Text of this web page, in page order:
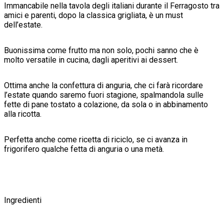
Immancabile nella tavola degli italiani durante il Ferragosto tra
amici e parenti, dopo la classica grigliata, è un must
dell’estate.
Buonissima come frutto ma non solo, pochi sanno che è
molto versatile in cucina, dagli aperitivi ai dessert.
Ottima anche la confettura di anguria, che ci farà ricordare
l’estate quando saremo fuori stagione, spalmandola sulle
fette di pane tostato a colazione, da sola o in abbinamento
alla ricotta.
Perfetta anche come ricetta di riciclo, se ci avanza in
frigorifero qualche fetta di anguria o una metà.
Ingredienti